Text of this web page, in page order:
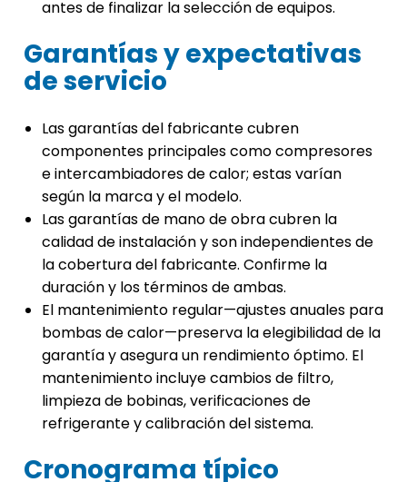
antes de finalizar la selección de equipos.
Garantías y expectativas
de servicio
Las garantías del fabricante cubren
componentes principales como compresores
e intercambiadores de calor; estas varían
según la marca y el modelo.
Las garantías de mano de obra cubren la
calidad de instalación y son independientes de
la cobertura del fabricante. Confirme la
duración y los términos de ambas.
El mantenimiento regular—ajustes anuales para
bombas de calor—preserva la elegibilidad de la
garantía y asegura un rendimiento óptimo. El
mantenimiento incluye cambios de filtro,
limpieza de bobinas, verificaciones de
refrigerante y calibración del sistema.
Cronograma típico